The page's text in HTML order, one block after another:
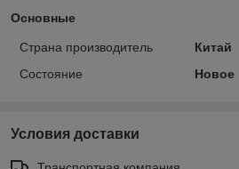
Основные
Страна производитель
Китай
Состояние
Новое
Условия доставки